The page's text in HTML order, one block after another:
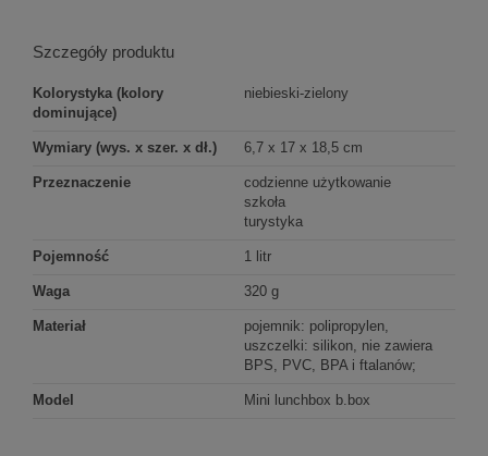
Szczegóły produktu
Kolorystyka (kolory
dominujące)
niebieski-zielony
Wymiary (wys. x szer. x dł.) 6,7 x 17 x 18,5 cm
Przeznaczenie
codzienne użytkowanie
szkoła
turystyka
Pojemność 1 litr
Waga 320 g
Materiał
pojemnik: polipropylen,
uszczelki: silikon, nie zawiera
BPS, PVC, BPA i ftalanów;
Model Mini lunchbox b.box